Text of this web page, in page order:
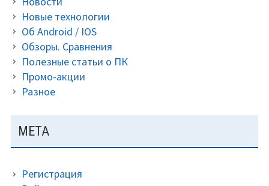
Новые технологии
Об Android / IOS
Обзоры. Сравнения
Полезные статьи о ПК
Промо-акции
Разное
МЕТА
Регистрация